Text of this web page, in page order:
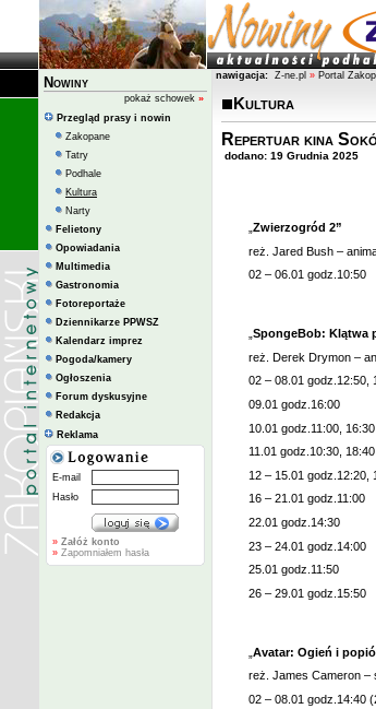
Nowiny
pokaż schowek »
Przegląd prasy i nowin
Zakopane
Tatry
Podhale
Kultura
Narty
Felietony
Opowiadania
Multimedia
Gastronomia
Fotoreportaże
Dziennikarze PPWSZ
Kalendarz imprez
Pogoda/kamery
Ogłoszenia
Forum dyskusyjne
Redakcja
Reklama
E-mail
Hasło
» Załóż konto
» Zapomniałem hasła
nawigacja: Z-ne.pl » Portal
Kultura
Repertuar kina
dodano: 19 Grudnia 2025
Zwierzogród 2”
reż. Jared Bush –
02 – 06.01 godz.10:50
SpongeBob: Klątwa
reż. Derek Drymon –
02 – 08.01 godz.12:50,
09.01 godz.16:00
10.01 godz.11:00, 16:30
11.01 godz.10:30, 18:40
12 – 15.01 godz.12:20,
16 – 21.01 godz.11:00
22.01 godz.14:30
23 – 24.01 godz.14:00
25.01 godz.11:50
26 – 29.01 godz.15:50
Avatar: Ogień i
reż. James Cameron –
02 – 08.01 godz.14:40